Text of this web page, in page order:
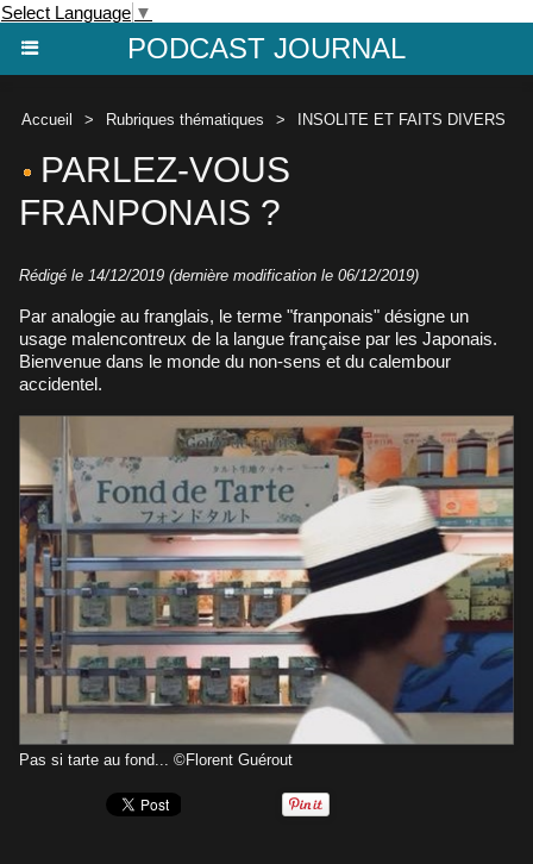
Select Language ▼
PODCAST JOURNAL
Accueil > Rubriques thématiques > INSOLITE ET FAITS DIVERS
PARLEZ-VOUS
FRANPONAIS ?
Rédigé le 14/12/2019 (dernière modification le 06/12/2019)
Par analogie au franglais, le terme "franponais" désigne un
usage malencontreux de la langue française par les Japonais.
Bienvenue dans le monde du non-sens et du calembour
accidentel.
Pas si tarte au fond... ©Florent Guérout